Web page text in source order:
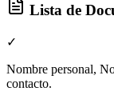
Lista de
✓
Nombre personal,
contacto.